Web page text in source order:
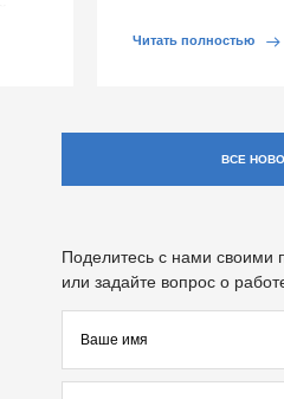
обострении […]
Читать полностью
ВСЕ
Поделитесь с нами своими
или задайте вопрос о